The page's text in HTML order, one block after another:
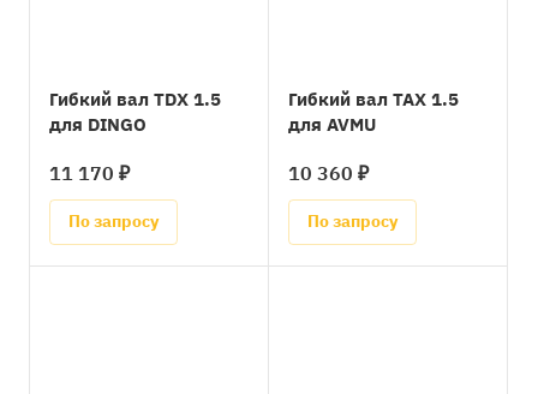
Гибкий вал TDX 1.5
для DINGO
11 170 ₽
По запросу
Гибкий вал TAX 1.5
для AVMU
10 360 ₽
По запросу